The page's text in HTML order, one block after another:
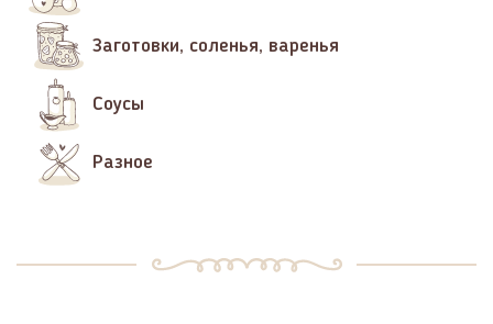
Заготовки, соленья, варенья
Соусы
Разное